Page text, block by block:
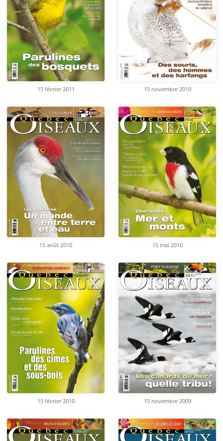
15 février 2011 15 novembre 2010
15 août 2010 15 mai 2010
15 février 2010 15 novembre 2009